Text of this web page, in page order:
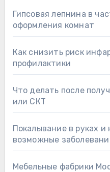
Гипсовая лепнина в
оформления комнат
Как снизить риск
профилактики
Что делать после
или СКТ
Покалывание в руках и
возможные
Мебельные фабрики